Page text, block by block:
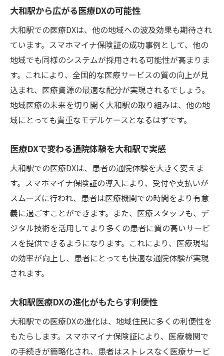
大和駅から広がる医療DXの可能性
大和駅での医療DXは、他の地域への波及効果も期待され
ています。スマホマイナ保険証の成功事例として、他の
地域でも同様のシステムが採用される可能性が高まりま
す。これにより、全国的な医療サービスの質の向上が見
込まれ、医療資源の最適な配分が実現されるでしょう。
地域医療の未来を切り開く大和駅の取り組みは、他の地
域にとっても貴重なモデルケースとなるはずです。
医療DXで変わる通院体験を大和駅で実感
大和駅での医療DXは、患者の通院体験を大きく変えま
す。スマホマイナ保険証の導入により、受付や支払いが
スムーズに行われ、患者は医療機関での時間をより有意
義に過ごすことができます。また、医療スタッフも、デ
ジタル技術を活用してより多くの患者に質の高いサービ
スを提供できるようになります。これにより、医療現場
の効率が向上し、患者にとっても快適な通院体験が実現
されます。
大和駅医療DXの進化がもたらす利便性
大和駅での医療DXの進化は、地域住民に多くの利便性を
もたらします。スマホマイナ保険証により、医療機関で
の手続きが簡略化され、患者はストレスなく医療サービ